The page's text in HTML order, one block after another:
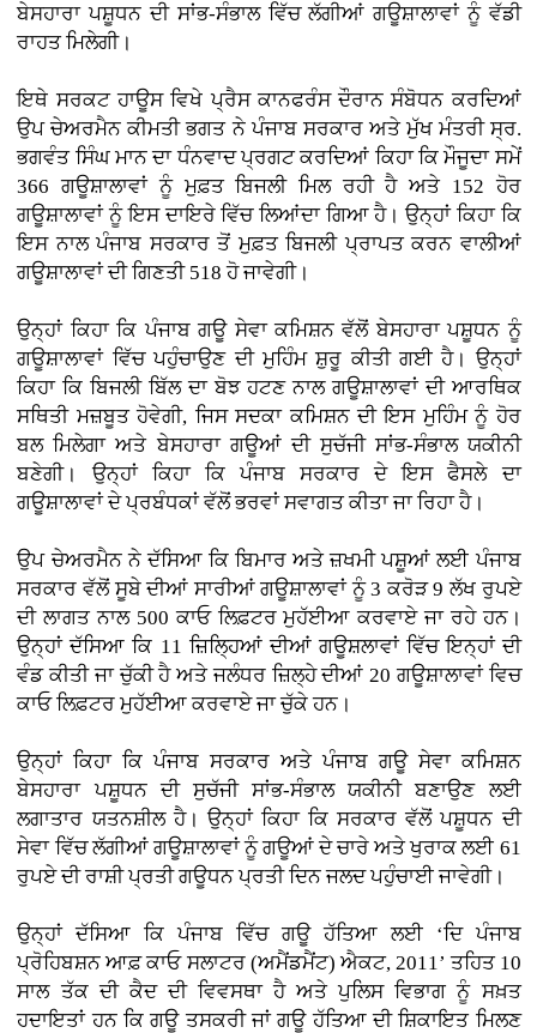
ਬੇਸਹਾਰਾ ਪਸ਼ੂਧਨ ਦੀ ਸਾਂਭ-ਸੰਭਾਲ ਵਿੱਚ ਲੱਗੀਆਂ ਗਊਸ਼ਾਲਾਵਾਂ ਨੂੰ ਵੱਡੀ
ਰਾਹਤ ਮਿਲੇਗੀ।
ਇਥੇ ਸਰਕਟ ਹਾਊਸ ਵਿਖੇ ਪ੍ਰੈਸ ਕਾਨਫਰੰਸ ਦੌਰਾਨ ਸੰਬੋਧਨ ਕਰਦਿਆਂ
ਉਪ ਚੇਅਰਮੈਨ ਕੀਮਤੀ ਭਗਤ ਨੇ ਪੰਜਾਬ ਸਰਕਾਰ ਅਤੇ ਮੁੱਖ ਮੰਤਰੀ ਸ੍ਰ.
ਭਗਵੰਤ ਸਿੰਘ ਮਾਨ ਦਾ ਧੰਨਵਾਦ ਪ੍ਰਗਟ ਕਰਦਿਆਂ ਕਿਹਾ ਕਿ ਮੌਜੂਦਾ ਸਮੇਂ
366 ਗਊਸ਼ਾਲਾਵਾਂ ਨੂੰ ਮੁਫ਼ਤ ਬਿਜਲੀ ਮਿਲ ਰਹੀ ਹੈ ਅਤੇ 152 ਹੋਰ
ਗਊਸ਼ਾਲਾਵਾਂ ਨੂੰ ਇਸ ਦਾਇਰੇ ਵਿੱਚ ਲਿਆਂਦਾ ਗਿਆ ਹੈ। ਉਨ੍ਹਾਂ ਕਿਹਾ ਕਿ
ਇਸ ਨਾਲ ਪੰਜਾਬ ਸਰਕਾਰ ਤੋਂ ਮੁਫ਼ਤ ਬਿਜਲੀ ਪ੍ਰਾਪਤ ਕਰਨ ਵਾਲੀਆਂ
ਗਊਸ਼ਾਲਾਵਾਂ ਦੀ ਗਿਣਤੀ 518 ਹੋ ਜਾਵੇਗੀ।
ਉਨ੍ਹਾਂ ਕਿਹਾ ਕਿ ਪੰਜਾਬ ਗਊ ਸੇਵਾ ਕਮਿਸ਼ਨ ਵੱਲੋਂ ਬੇਸਹਾਰਾ ਪਸ਼ੂਧਨ ਨੂੰ
ਗਊਸ਼ਾਲਾਵਾਂ ਵਿੱਚ ਪਹੁੰਚਾਉਣ ਦੀ ਮੁਹਿੰਮ ਸ਼ੁਰੂ ਕੀਤੀ ਗਈ ਹੈ। ਉਨ੍ਹਾਂ
ਕਿਹਾ ਕਿ ਬਿਜਲੀ ਬਿੱਲ ਦਾ ਬੋਝ ਹਟਣ ਨਾਲ ਗਊਸ਼ਾਲਾਵਾਂ ਦੀ ਆਰਥਿਕ
ਸਥਿਤੀ ਮਜ਼ਬੂਤ ਹੋਵੇਗੀ, ਜਿਸ ਸਦਕਾ ਕਮਿਸ਼ਨ ਦੀ ਇਸ ਮੁਹਿੰਮ ਨੂੰ ਹੋਰ
ਬਲ ਮਿਲੇਗਾ ਅਤੇ ਬੇਸਹਾਰਾ ਗਊਆਂ ਦੀ ਸੁਚੱਜੀ ਸਾਂਭ-ਸੰਭਾਲ ਯਕੀਨੀ
ਬਣੇਗੀ। ਉਨ੍ਹਾਂ ਕਿਹਾ ਕਿ ਪੰਜਾਬ ਸਰਕਾਰ ਦੇ ਇਸ ਫੈਸਲੇ ਦਾ
ਗਊਸ਼ਾਲਾਵਾਂ ਦੇ ਪ੍ਰਬੰਧਕਾਂ ਵੱਲੋਂ ਭਰਵਾਂ ਸਵਾਗਤ ਕੀਤਾ ਜਾ ਰਿਹਾ ਹੈ।
ਉਪ ਚੇਅਰਮੈਨ ਨੇ ਦੱਸਿਆ ਕਿ ਬਿਮਾਰ ਅਤੇ ਜ਼ਖਮੀ ਪਸ਼ੂਆਂ ਲਈ ਪੰਜਾਬ
ਸਰਕਾਰ ਵੱਲੋਂ ਸੂਬੇ ਦੀਆਂ ਸਾਰੀਆਂ ਗਊਸ਼ਾਲਾਵਾਂ ਨੂੰ 3 ਕਰੋੜ 9 ਲੱਖ ਰੁਪਏ
ਦੀ ਲਾਗਤ ਨਾਲ 500 ਕਾਓ ਲਿਫ਼ਟਰ ਮੁਹੱਈਆ ਕਰਵਾਏ ਜਾ ਰਹੇ ਹਨ।
ਉਨ੍ਹਾਂ ਦੱਸਿਆ ਕਿ 11 ਜ਼ਿਲ੍ਹਿਆਂ ਦੀਆਂ ਗਊਸ਼ਲਾਵਾਂ ਵਿੱਚ ਇਨ੍ਹਾਂ ਦੀ
ਵੰਡ ਕੀਤੀ ਜਾ ਚੁੱਕੀ ਹੈ ਅਤੇ ਜਲੰਧਰ ਜ਼ਿਲ੍ਹੇ ਦੀਆਂ 20 ਗਊਸ਼ਾਲਾਵਾਂ ਵਿਚ
ਕਾਓ ਲਿਫ਼ਟਰ ਮੁਹੱਈਆ ਕਰਵਾਏ ਜਾ ਚੁੱਕੇ ਹਨ।
ਉਨ੍ਹਾਂ ਕਿਹਾ ਕਿ ਪੰਜਾਬ ਸਰਕਾਰ ਅਤੇ ਪੰਜਾਬ ਗਊ ਸੇਵਾ ਕਮਿਸ਼ਨ
ਬੇਸਹਾਰਾ ਪਸ਼ੂਧਨ ਦੀ ਸੁਚੱਜੀ ਸਾਂਭ-ਸੰਭਾਲ ਯਕੀਨੀ ਬਣਾਉਣ ਲਈ
ਲਗਾਤਾਰ ਯਤਨਸ਼ੀਲ ਹੈ। ਉਨ੍ਹਾਂ ਕਿਹਾ ਕਿ ਸਰਕਾਰ ਵੱਲੋਂ ਪਸ਼ੂਧਨ ਦੀ
ਸੇਵਾ ਵਿੱਚ ਲੱਗੀਆਂ ਗਊਸ਼ਾਲਾਵਾਂ ਨੂੰ ਗਊਆਂ ਦੇ ਚਾਰੇ ਅਤੇ ਖੁਰਾਕ ਲਈ 61
ਰੁਪਏ ਦੀ ਰਾਸ਼ੀ ਪ੍ਰਤੀ ਗਊਧਨ ਪ੍ਰਤੀ ਦਿਨ ਜਲਦ ਪਹੁੰਚਾਈ ਜਾਵੇਗੀ।
ਉਨ੍ਹਾਂ ਦੱਸਿਆ ਕਿ ਪੰਜਾਬ ਵਿੱਚ ਗਊ ਹੱਤਿਆ ਲਈ ‘ਦਿ ਪੰਜਾਬ
ਪ੍ਰੋਹਿਬਸ਼ਨ ਆਫ਼ ਕਾਓ ਸਲਾਟਰ (ਅਮੈਂਡਮੈਂਟ) ਐਕਟ, 2011’ ਤਹਿਤ 10
ਸਾਲ ਤੱਕ ਦੀ ਕੈਦ ਦੀ ਵਿਵਸਥਾ ਹੈ ਅਤੇ ਪੁਲਿਸ ਵਿਭਾਗ ਨੂੰ ਸਖ਼ਤ
ਹਦਾਇਤਾਂ ਹਨ ਕਿ ਗਊ ਤਸਕਰੀ ਜਾਂ ਗਊ ਹੱਤਿਆ ਦੀ ਸ਼ਿਕਾਇਤ ਮਿਲਣ